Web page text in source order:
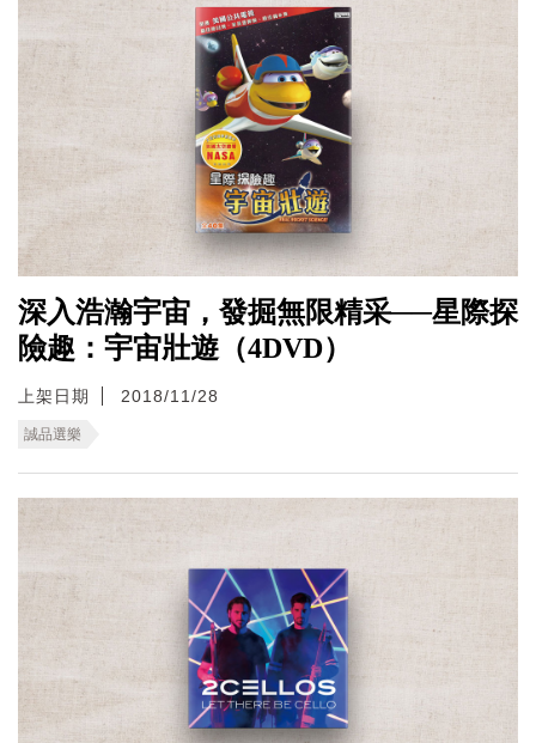
深入浩瀚宇宙，發掘無限精采──星際探
險趣：宇宙壯遊（4DVD）
上架日期 2018/11/28
誠品選樂